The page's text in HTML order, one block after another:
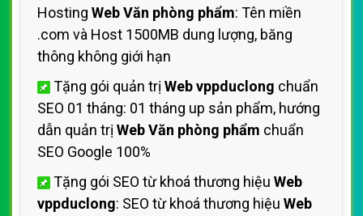
Hosting Web Văn phòng phẩm: Tên miền
.com và Host 1500MB dung lượng, băng
thông không giới hạn
Tặng gói quản trị Web vppduclong chuẩn
SEO 01 tháng: 01 tháng up sản phẩm, hướng
dẫn quản trị Web Văn phòng phẩm chuẩn
SEO Google 100%
Tặng gói SEO từ khoá thương hiệu Web
vppduclong: SEO từ khoá thương hiệu Web